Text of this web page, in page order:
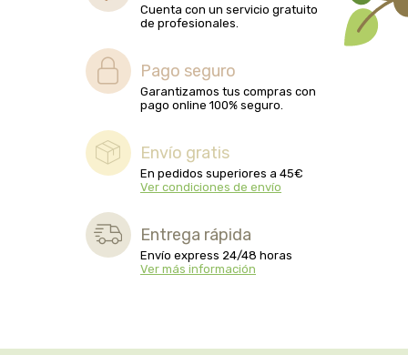
Cuenta con un servicio gratuito
de profesionales.
Pago seguro
Garantizamos tus compras con
pago online 100% seguro.
Envío gratis
En pedidos superiores a 45€
Ver condiciones de envío
Entrega rápida
Envío express 24/48 horas
Ver más información
calmmabis
camaleon
captain kombucha
carrau y cia- sara
castagno